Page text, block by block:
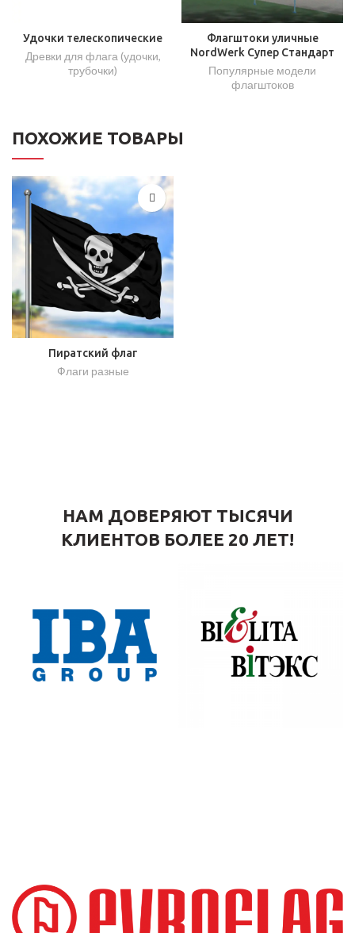
Удочки телескопические
Древки для флага (удочки,
трубочки)
Флагштоки уличные
NordWerk Супер Стандарт
Популярные модели
флагштоков
ПОХОЖИЕ ТОВАРЫ
Пиратский флаг
Флаги разные
НАМ ДОВЕРЯЮТ ТЫСЯЧИ
КЛИЕНТОВ БОЛЕЕ 20 ЛЕТ!